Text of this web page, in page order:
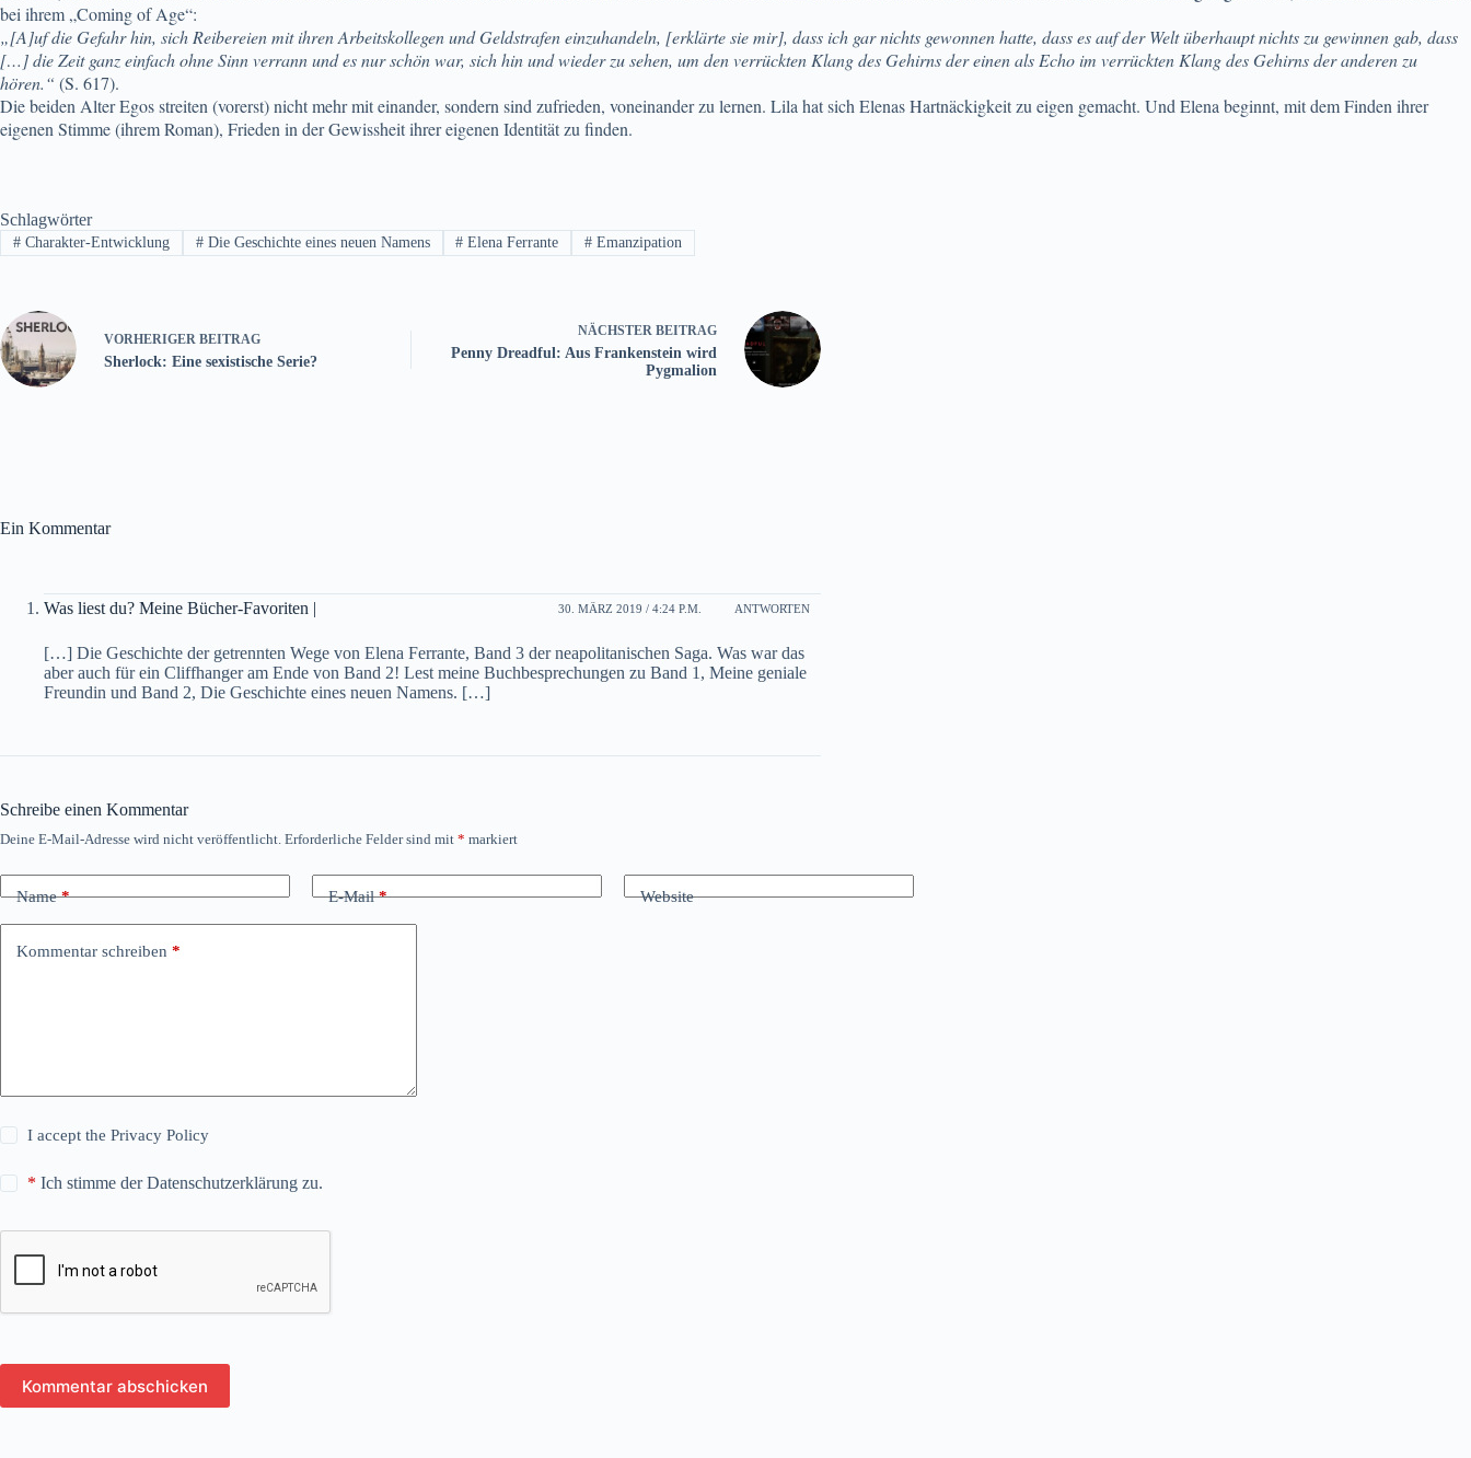
bei ihrem „Coming of Age“:
„[A]uf die Gefahr hin, sich Reibereien mit ihren Arbeitskollegen und Geldstrafen einzuhandeln, [erklärte sie mir], dass ich gar nichts gewonnen hatte, dass es auf der Welt überhaupt nichts zu gewinnen gab, dass
[…] die Zeit ganz einfach ohne Sinn verrann und es nur schön war, sich hin und wieder zu sehen, um den verrückten Klang des Gehirns der einen als Echo im verrückten Klang des Gehirns der anderen zu
hören.“ (S. 617).
Die beiden Alter Egos streiten (vorerst) nicht mehr mit einander, sondern sind zufrieden, voneinander zu lernen. Lila hat sich Elenas Hartnäckigkeit zu eigen gemacht. Und Elena beginnt, mit dem Finden ihrer
eigenen Stimme (ihrem Roman), Frieden in der Gewissheit ihrer eigenen Identität zu finden.
Schlagwörter
#Charakter-Entwicklung #Die Geschichte eines neuen Namens # Elena Ferrante # Emanzipation
VORHERIGER BEITRAG
Sherlock: Eine sexistische Serie?
NÄCHSTER BEITRAG
Penny Dreadful: Aus Frankenstein wird
Pygmalion
Ein Kommentar
Was liest du? Meine Bücher-Favoriten | 30. MÄRZ 2019 / 4:24 P.M. ANTWORTEN
[…] Die Geschichte der getrennten Wege von Elena Ferrante, Band 3 der neapolitanischen Saga. Was war das
aber auch für ein Cliffhanger am Ende von Band 2! Lest meine Buchbesprechungen zu Band 1, Meine geniale
Freundin und Band 2, Die Geschichte eines neuen Namens. […]
Schreibe einen Kommentar
Deine E-Mail-Adresse wird nicht veröffentlicht. Erforderliche Felder sind mit * markiert
Name* E-Mail* Website
Kommentar schreiben *
I accept thePrivacy Policy
* Ich stimme der Datenschutzerklärung zu.
Kommentar abschicken